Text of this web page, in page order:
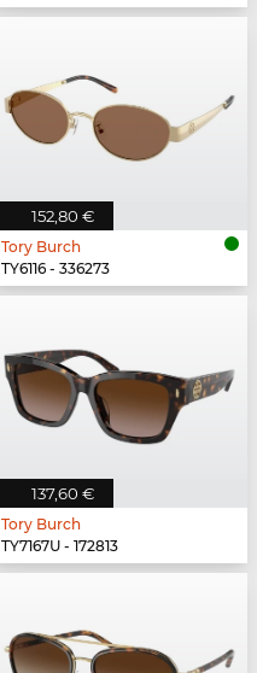
152,80 €
Tory Burch
TY6116 - 336273
137,60 €
Tory Burch
TY7167U - 172813